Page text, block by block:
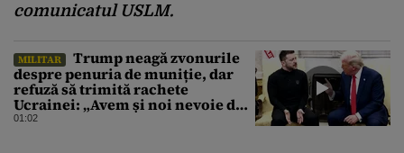
comunicatul USLM.
MILITAR
Trump neagă zvonurile
despre penuria de muniție, dar
refuză să trimită rachete
Ucrainei: „Avem și noi nevoie de
rachete”
01:02